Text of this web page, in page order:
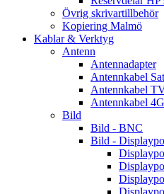
Övrig skrivartillbehör
Kopiering Malmö
Kablar & Verktyg
Antenn
Antennadapter
Antennkabel
Antennkabel
Antennkabel 4G
Bild
Bild - BNC
Bild -